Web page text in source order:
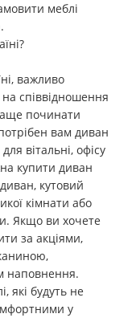
меблі
важливо
співвідношення
починати
вам диван
вітальні, офісу
купити диван
кутовий
кімнати або
Якщо ви хочете
за акціями,
наповнення.
які будуть не
у